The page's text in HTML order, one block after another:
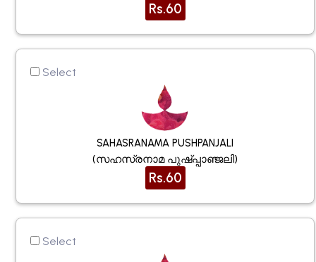
Rs.60
Select
SAHASRANAMA PUSHPANJALI
(സഹസ്രനാമ പുഷ്പ്പാഞ്ജലി)
Rs.60
Select